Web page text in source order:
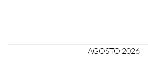
AGOSTO 2026